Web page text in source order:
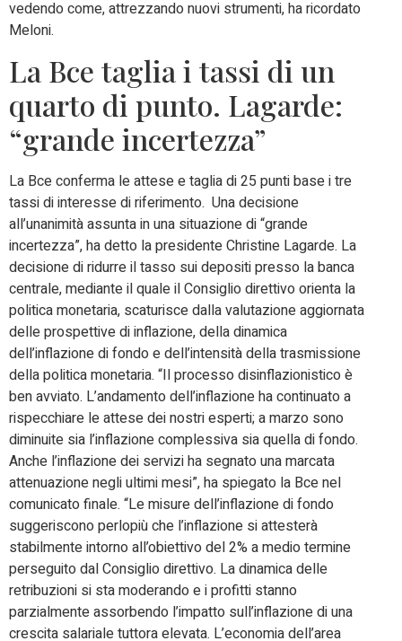
vedendo come, attrezzando nuovi strumenti, ha ricordato
Meloni.
La Bce taglia i tassi di un
quarto di punto. Lagarde:
“grande incertezza”
La Bce conferma le attese e taglia di 25 punti base i tre
tassi di interesse di riferimento. Una decisione
all’unanimità assunta in una situazione di “grande
incertezza”, ha detto la presidente Christine Lagarde. La
decisione di ridurre il tasso sui depositi presso la banca
centrale, mediante il quale il Consiglio direttivo orienta la
politica monetaria, scaturisce dalla valutazione aggiornata
delle prospettive di inflazione, della dinamica
dell’inflazione di fondo e dell’intensità della trasmissione
della politica monetaria. “Il processo disinflazionistico è
ben avviato. L’andamento dell’inflazione ha continuato a
rispecchiare le attese dei nostri esperti; a marzo sono
diminuite sia l’inflazione complessiva sia quella di fondo.
Anche l’inflazione dei servizi ha segnato una marcata
attenuazione negli ultimi mesi”, ha spiegato la Bce nel
comunicato finale. “Le misure dell’inflazione di fondo
suggeriscono perlopiù che l’inflazione si attesterà
stabilmente intorno all’obiettivo del 2% a medio termine
perseguito dal Consiglio direttivo. La dinamica delle
retribuzioni si sta moderando e i profitti stanno
parzialmente assorbendo l’impatto sull’inflazione di una
crescita salariale tuttora elevata. L’economia dell’area